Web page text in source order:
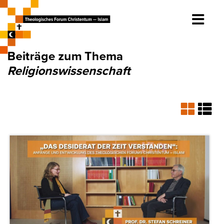
Beiträge zum Thema
Religionswissenschaft